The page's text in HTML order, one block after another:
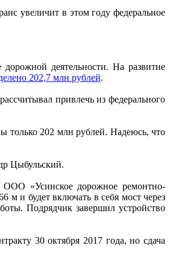
увеличит в этом году федеральное
деятельности. На развитие
202,7 млн рублей.
привлечь из федерального
только 202 млн рублей. Надеюсь, что
Цыбульский.
ООО «Усинское дорожное ремонтно-
м и будет включать в себя мост через
Подрядчик завершил устройство
30 октября 2017 года, но сдача